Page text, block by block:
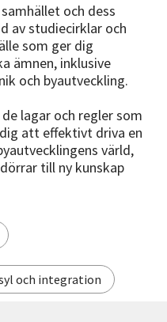
och dess
av studiecirklar och
som ger dig
ämnen, inklusive
och byautveckling.
lagar och regler som
att effektivt driva en
värld,
till ny kunskap
och integration